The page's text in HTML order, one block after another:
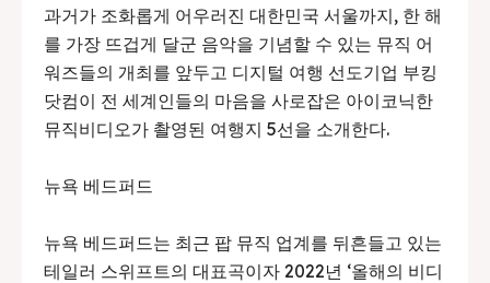
과거가 조화롭게 어우러진 대한민국 서울까지, 한 해
를 가장 뜨겁게 달군 음악을 기념할 수 있는 뮤직 어
워즈들의 개최를 앞두고 디지털 여행 선도기업 부킹
닷컴이 전 세계인들의 마음을 사로잡은 아이코닉한
뮤직비디오가 촬영된 여행지 5선을 소개한다.
뉴욕 베드퍼드
뉴욕 베드퍼드는 최근 팝 뮤직 업계를 뒤흔들고 있는
테일러 스위프트의 대표곡이자 2022년 ‘올해의 비디